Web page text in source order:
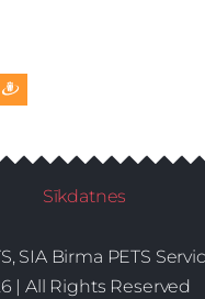
Sīkdatnes
SIA Birma PETS
| All Rights Reserved